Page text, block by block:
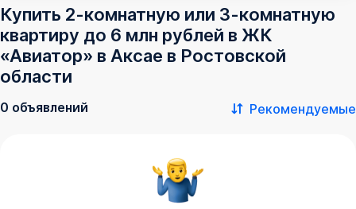
Купить 2-комнатную или 3-комнатную
квартиру до 6 млн рублей в ЖК
«Авиатор» в Аксае в Ростовской
области
0 объявлений Рекомендуемые